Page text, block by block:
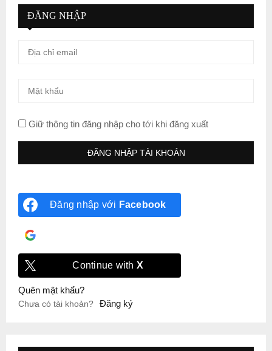
ĐĂNG NHẬP
Giữ thông tin đăng nhập cho tới khi đăng xuất
Đăng nhập với Facebook
Continue with X
Quên mật khẩu?
Chưa có tài khoản? Đăng ký